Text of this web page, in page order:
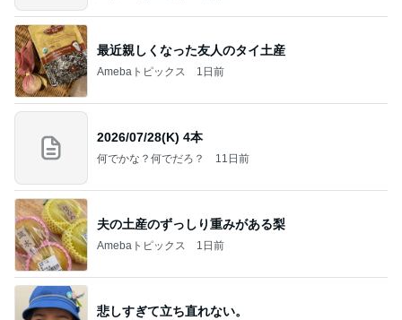
最近親しくなった友人のタイ土産
Amebaトピックス 1日前
2026/07/28(K) 4本
何でかな？何でだろ？ 11日前
夫の土産のずっしり重みがある梨
Amebaトピックス 1日前
悲しすぎて立ち直れない。